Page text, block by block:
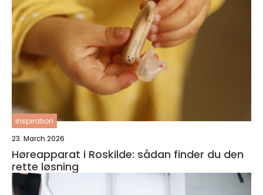
inspiration
23. March 2026
Høreapparat i Roskilde: sådan finder du den
rette løsning